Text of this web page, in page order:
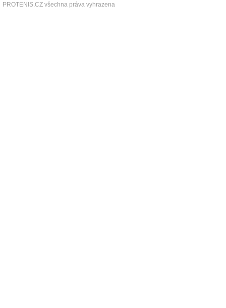
PROTENIS.CZ všechna práva vyhrazena